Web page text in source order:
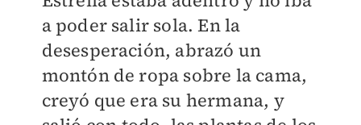
a poder salir sola. En la
desesperación, abrazó un
montón de ropa sobre la cama,
creyó que era su hermana, y